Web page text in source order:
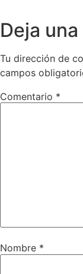
Deja
Tu dirección de
campos
Comentario *
Nombre *